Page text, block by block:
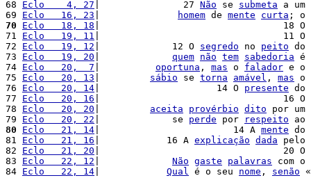
68 Eclo    4, 27 |               27 Não se submeta a um
69 Eclo   16, 23 homem de mente curta ; o
70
Eclo   18, 18 |                                 18 O
71 Eclo   19, 11 |                                 11 O
72 Eclo   19, 12 |             12 O segredo no peito do
73 Eclo   19, 20 quem não tem sabedoria é
74 Eclo   20,  7 oportuna , mas o falador e o
75 Eclo   20, 13 sábio se torna amável , mas o
76 Eclo   20, 14 |                     14 O presente do
77 Eclo   20, 16 |                                 16 O
78 Eclo   20, 20 aceita provérbio dito por um
79 Eclo   20, 22 |             se perde por respeito ao
80
Eclo   21, 14 |                        14 A mente do
81 Eclo   21, 16 |            16 A explicação dada pelo
82 Eclo   21, 20 |                                 20 O
83 Eclo   22, 12 Não gaste palavras com o
84 Eclo   22, 14 Qual é o seu nome , senão «